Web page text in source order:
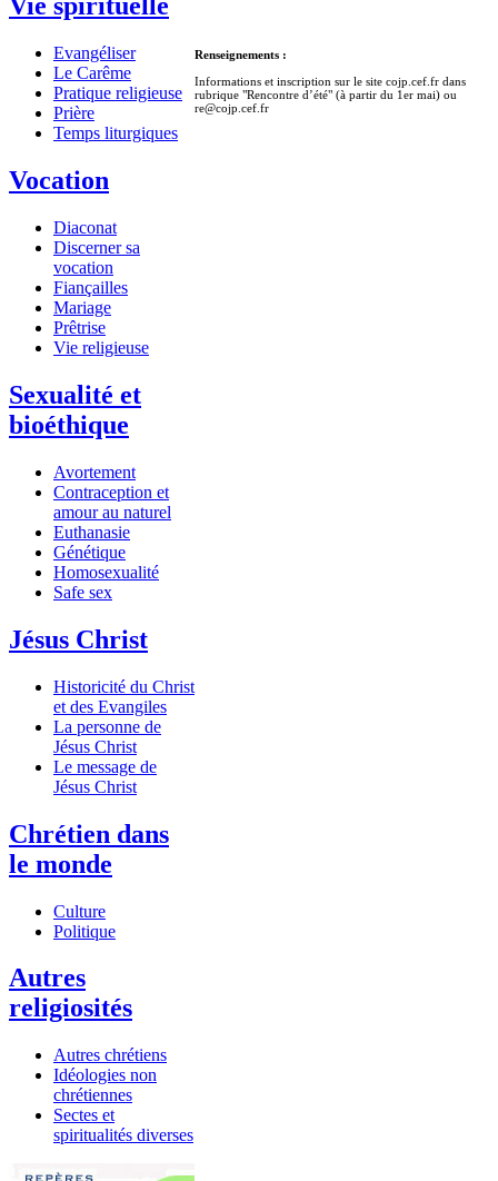
Vie spirituelle
Evangéliser
Le Carême
Pratique religieuse
Prière
Temps liturgiques
Vocation
Diaconat
Discerner sa
vocation
Fiançailles
Mariage
Prêtrise
Vie religieuse
Sexualité et
bioéthique
Avortement
Contraception et
amour au naturel
Euthanasie
Génétique
Homosexualité
Safe sex
Jésus Christ
Historicité du Christ
et des Evangiles
La personne de
Jésus Christ
Le message de
Jésus Christ
Chrétien dans
le monde
Culture
Politique
Autres
religiosités
Autres chrétiens
Idéologies non
chrétiennes
Sectes et
spiritualités diverses
Renseignements :
Informations et inscription sur le site cojp.cef.fr dans
rubrique "Rencontre d’été" (à partir du 1er mai) ou
re@cojp.cef.fr